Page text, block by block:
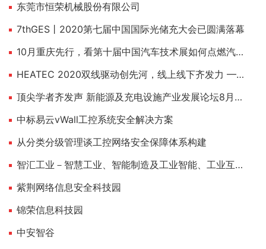
东莞市恒荣机械股份有限公司
7thGES丨2020第七届中国国际光储充大会已圆满落幕
10月重庆先行，看第十届中国汽车技术展如何点燃汽车工业
HEATEC 2020双线驱动创先河，线上线下齐发力 ——2020上海国际供热技术展12月不见不散！
顶尖学者齐发声 新能源及充电设施产业发展论坛8月上海举行
中标易云vWall工控系统安全解决方案
从分类分级管理谈工控网络安全保障体系构建
智汇工业－智慧工业、智能制造及工业智能、工业互联门户网站，专业的工业“互联网＋”传媒
紫荆网络信息安全科技园
锦荣信息科技园
中安智谷